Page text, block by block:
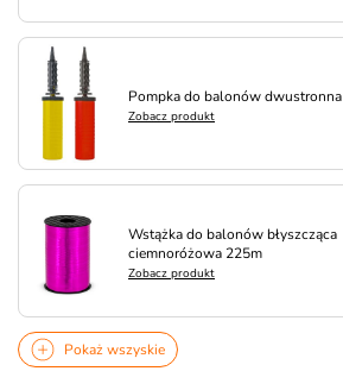
Pompka do balonów dwustronna
Zobacz produkt
Wstążka do balonów błyszcząca
ciemnoróżowa 225m
Zobacz produkt
Pokaż wszyskie